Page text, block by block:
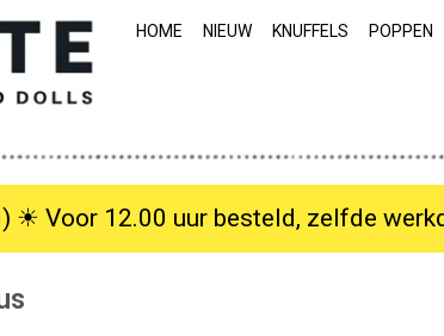
HOME NIEUW KNUFFELS POPPEN
12.00 uur besteld, zelfde werkdag